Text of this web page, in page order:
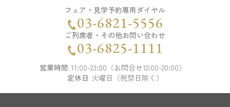
フェア・見学予約専用ダイヤル
03-6821-5556
ご列席者・その他お問い合わせ
03-6825-1111
営業時間 11:00-23:00（お問合せ12:00-20:00）
定休日 火曜日（祝祭日除く）